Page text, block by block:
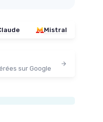
Mistral
sur Google